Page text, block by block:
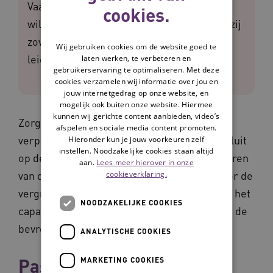
Vaak met hulp van hun sociale netwerk. Zij
willen dat de zorg hen ondersteunt, zodat zij
zoveel mogelijk hun eigen leven kunnen
leiden.
Zorgorganisaties hebben de opgave hun
verpleegzorg zo te organiseren dat het aansluit
op deze wens van ouderen. Anders organiseren
van de verpleegzorg is ook noodzakelijk door de
vergrijzing en de bijbehorende kostengroei, het
capaciteitsvraagstuk op de arbeidsmarkt en de
bevroren verpleeghuiscapaciteit.
Passende zorg en
cookies.
Wij gebruiken cookies om de website goed te
laten werken, te verbeteren en
gebruikerservaring te optimaliseren. Met deze
cookies verzamelen wij informatie over jou en
jouw internetgedrag op onze website, en
mogelijk ook buiten onze website. Hiermee
kunnen wij gerichte content aanbieden, video’s
afspelen en sociale media content promoten.
Hieronder kun je jouw voorkeuren zelf
instellen. Noodzakelijke cookies staan altijd
aan. Lees meer hierover in onze
cookieverklaring.
NOODZAKELIJKE COOKIES
ANALYTISCHE COOKIES
MARKETING COOKIES